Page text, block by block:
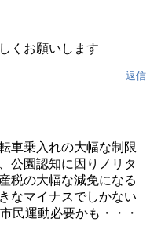
くお願いします
返信
車乗入れの大幅な制限
公園認知に因りノリタ
税の大幅な減免になる
なマイナスでしかない
民運動必要かも・・・